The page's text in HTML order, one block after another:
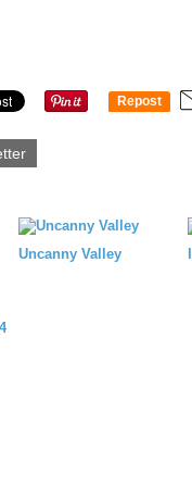
Repost
Uncanny Valley